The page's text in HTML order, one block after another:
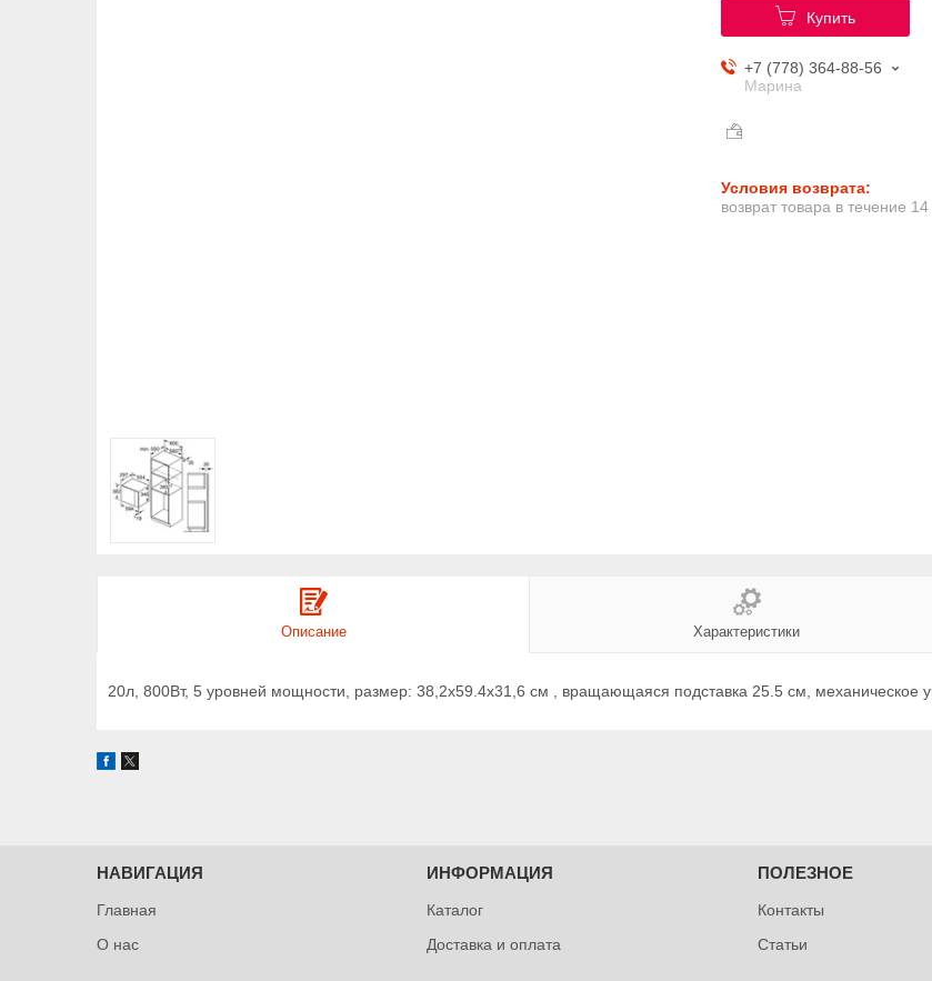
Купить
+7 (778) 364-88-56
Марина
возврат товара в течение
Описание Характеристики
20л, 800Вт, 5 уровней мощности, размер: 38,2х59.4x31,6 cм , вращающаяся подставка 25.5 см, механическое
НАВИГАЦИЯ
Главная
О нас
ИНФОРМАЦИЯ
Каталог
Доставка и оплата
ПОЛЕЗНОЕ
Контакты
Статьи